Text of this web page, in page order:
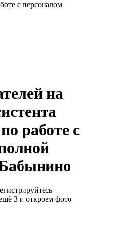
с персоналом
на
работе с
3 и откроем фото